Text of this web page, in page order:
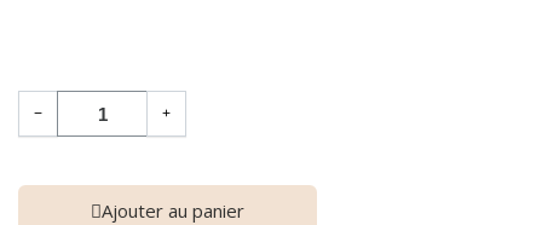
− +
Ajouter au panier